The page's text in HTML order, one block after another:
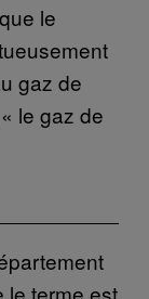
le
gaz de
le gaz de
le terme est